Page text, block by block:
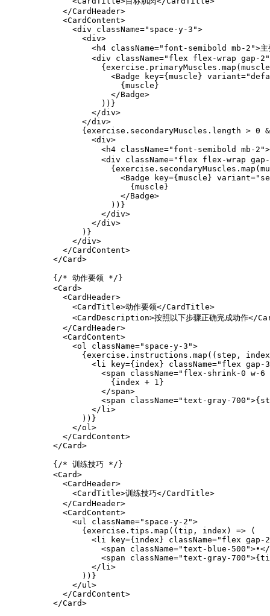
            </CardHeader>
            <CardContent>
              <div className="space-y-3">
                <div>
<h4 className="font-semibold mb-2">主
<div className="flex flex-wrap gap-
<Badge key={muscle}
                        {muscle}
                      </Badge>
                    ))}
                  </div>
                </div>
{exercise.secondaryMuscles.length > 0
                  <div>
<h4 className="font-semibold mb-2">
<div className="flex flex-wrap
<Badge key={muscle}
                          {muscle}
                        </Badge>
                      ))}
                    </div>
                  </div>
                )}
              </div>
            </CardContent>
          </Card>
          {/* 动作要领 */}
          <Card>
            <CardHeader>
              <CardTitle>动作要领</CardTitle>
<CardDescription>按照以下步骤正确完成动作</
            </CardHeader>
            <CardContent>
              <ol className="space-y-3">
{exercise.instructions.map((step,
<li key={index} className="flex gap-
<span className="flex-shrink-0 w-
                      {index + 1}
                    </span>
<span className="text-gray-
                  </li>
                ))}
              </ol>
            </CardContent>
          </Card>
          {/* 训练技巧 */}
          <Card>
            <CardHeader>
              <CardTitle>训练技巧</CardTitle>
            </CardHeader>
            <CardContent>
              <ul className="space-y-2">
                {exercise.tips.map((tip, index) => (
<li key={index} className="flex gap-
<span className="text-blue-
<span className="text-gray-
                  </li>
                ))}
              </ul>
            </CardContent>
          </Card>